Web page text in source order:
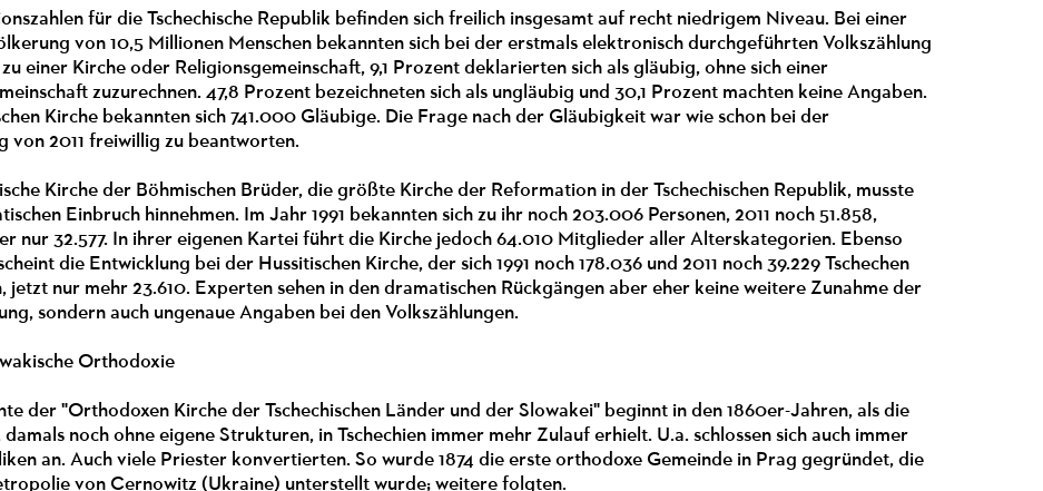
für die Tschechische Republik befinden sich freilich insgesamt auf recht niedrigem Niveau. Bei einer
von 10,5 Millionen Menschen bekannten sich bei der erstmals elektronisch durchgeführten Volkszählung
zu einer Kirche oder Religionsgemeinschaft, 9,1 Prozent deklarierten sich als gläubig, ohne sich einer
zuzurechnen. 47,8 Prozent bezeichneten sich als ungläubig und 30,1 Prozent machten keine Angaben.
Kirche bekannten sich 741.000 Gläubige. Die Frage nach der Gläubigkeit war wie schon bei der
von 2011 freiwillig zu beantworten.
Kirche der Böhmischen Brüder, die größte Kirche der Reformation in der Tschechischen Republik, musste
Einbruch hinnehmen. Im Jahr 1991 bekannten sich zu ihr noch 203.006 Personen, 2011 noch 51.858,
nur 32.577. In ihrer eigenen Kartei führt die Kirche jedoch 64.010 Mitglieder aller Alterskategorien. Ebenso
die Entwicklung bei der Hussitischen Kirche, der sich 1991 noch 178.036 und 2011 noch 39.229 Tschechen
jetzt nur mehr 23.610. Experten sehen in den dramatischen Rückgängen aber eher keine weitere Zunahme der
sondern auch ungenaue Angaben bei den Volkszählungen.
Orthodoxie
der "Orthodoxen Kirche der Tschechischen Länder und der Slowakei" beginnt in den 1860er-Jahren, als die
noch ohne eigene Strukturen, in Tschechien immer mehr Zulauf erhielt. U.a. schlossen sich auch immer
an. Auch viele Priester konvertierten. So wurde 1874 die erste orthodoxe Gemeinde in Prag gegründet, die
von Cernowitz (Ukraine) unterstellt wurde; weitere folgten.